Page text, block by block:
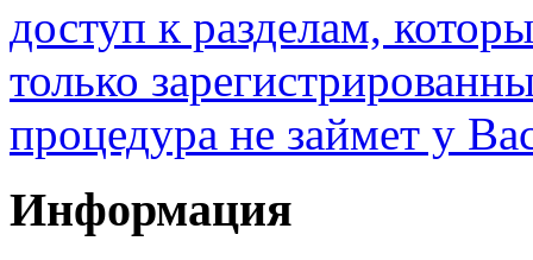
доступ к разделам,
только
процедура не займет у
Информация